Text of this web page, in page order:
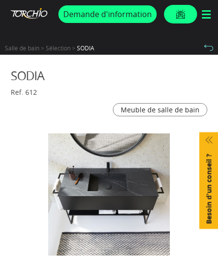
PROMOS & ACTUSDemande d'information
Salle de bain > Sélection > SODIA
Besoin d'un conseil ?
SODIA
Ref. 612
Meuble de salle de bain